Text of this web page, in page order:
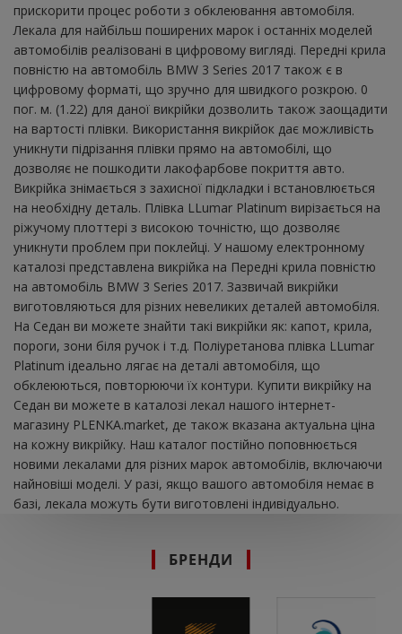
прискорити процес роботи з обклеювання автомобіля.
Лекала для найбільш поширених марок і останніх моделей
автомобілів реалізовані в цифровому вигляді. Передні крила
повністю на автомобіль BMW 3 Series 2017 також є в
цифровому форматі, що зручно для швидкого розкрою. 0
пог. м. (1.22) для даної викрійки дозволить також заощадити
на вартості плівки. Використання викрійок дає можливість
уникнути підрізання плівки прямо на автомобілі, що
дозволяє не пошкодити лакофарбове покриття авто.
Викрійка знімається з захисної підкладки і встановлюється
на необхідну деталь. Плівка LLumar Platinum вирізається на
ріжучому плоттері з високою точністю, що дозволяє
уникнути проблем при поклейці. У нашому електронному
каталозі представлена ​​викрійка на Передні крила повністю
на автомобіль BMW 3 Series 2017. Зазвичай викрійки
виготовляються для різних невеликих деталей автомобіля.
На Седан ви можете знайти такі викрійки як: капот, крила,
пороги, зони біля ручок і т.д. Поліуретанова плівка LLumar
Platinum ідеально лягає на деталі автомобіля, що
обклеюються, повторюючи їх контури. Купити викрійку на
Седан ви можете в каталозі лекал нашого інтернет-
магазину PLENKA.market, де також вказана актуальна ціна
на кожну викрійку. Наш каталог постійно поповнюється
новими лекалами для різних марок автомобілів, включаючи
найновіші моделі. У разі, якщо вашого автомобіля немає в
базі, лекала можуть бути виготовлені індивідуально.
БРЕНДИ